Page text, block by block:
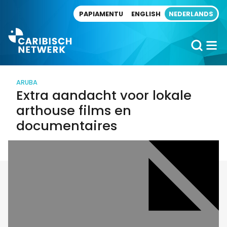
PAPIAMENTU ENGLISH NEDERLANDS
ARUBA
Extra aandacht voor lokale
arthouse films en
documentaires